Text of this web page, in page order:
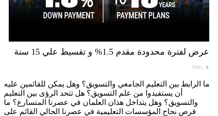
عرض لفترة محدودة مقدم 1.5% و تقسيط علي 15 سنة
TMG
ما الرابط بين التعليم الجامعي والتسويق؟ وهل يمكن للقائمين عليه
أن يستفيدوا من علم التسويق؟ هل تتحد الرؤى بين التعليم
والتسويق؟ وهل يتداخل هذان العلمان في عصرنا المتسارع؟ ما
فرص نجاح المؤسسات التعليمية في عصرنا الحالي القائم على